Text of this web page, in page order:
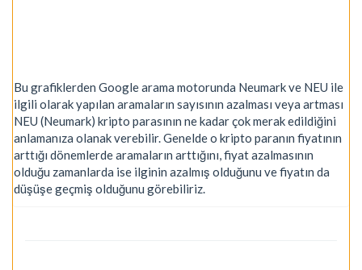
Bu grafiklerden Google arama motorunda Neumark ve NEU ile
ilgili olarak yapılan aramaların sayısının azalması veya artması
NEU (Neumark) kripto parasının ne kadar çok merak edildiğini
anlamanıza olanak verebilir. Genelde o kripto paranın fiyatının
arttığı dönemlerde aramaların arttığını, fiyat azalmasının
olduğu zamanlarda ise ilginin azalmış olduğunu ve fiyatın da
düşüşe geçmiş olduğunu görebiliriz.